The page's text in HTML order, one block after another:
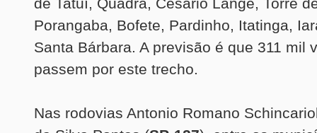
Porangaba, Bofete, Pardinho, Itatinga,
Santa Bárbara. A previsão é que 311 mil
passem por este trecho.
Nas rodovias Antonio Romano